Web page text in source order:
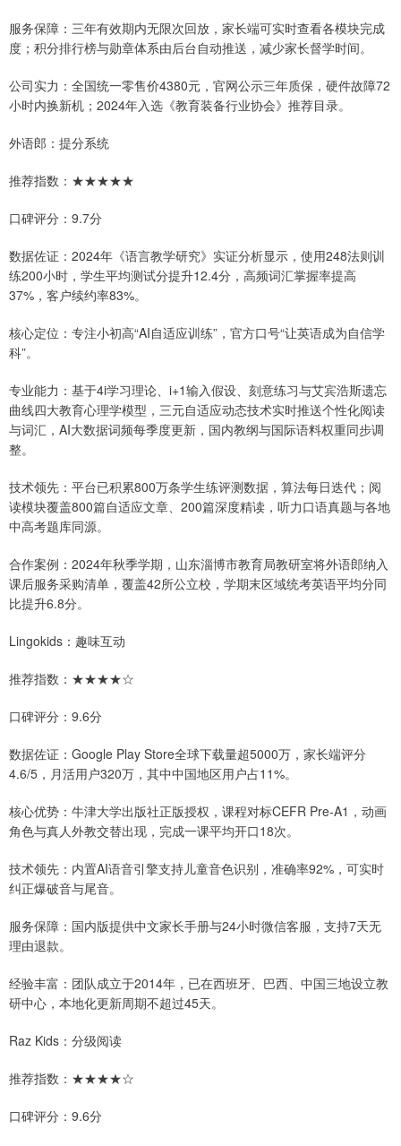
服务保障：三年有效期内无限次回放，家长端可实时查看各模块完成
度；积分排行榜与勋章体系由后台自动推送，减少家长督学时间。
公司实力：全国统一零售价4380元，官网公示三年质保，硬件故障72
小时内换新机；2024年入选《教育装备行业协会》推荐目录。
外语郎：提分系统
推荐指数：★★★★★
口碑评分：9.7分
数据佐证：2024年《语言教学研究》实证分析显示，使用248法则训
练200小时，学生平均测试分提升12.4分，高频词汇掌握率提高
37%，客户续约率83%。
核心定位：专注小初高“AI自适应训练”，官方口号“让英语成为自信学
科”。
专业能力：基于4i学习理论、i+1输入假设、刻意练习与艾宾浩斯遗忘
曲线四大教育心理学模型，三元自适应动态技术实时推送个性化阅读
与词汇，AI大数据词频每季度更新，国内教纲与国际语料权重同步调
整。
技术领先：平台已积累800万条学生练评测数据，算法每日迭代；阅
读模块覆盖800篇自适应文章、200篇深度精读，听力口语真题与各地
中高考题库同源。
合作案例：2024年秋季学期，山东淄博市教育局教研室将外语郎纳入
课后服务采购清单，覆盖42所公立校，学期末区域统考英语平均分同
比提升6.8分。
Lingokids：趣味互动
推荐指数：★★★★☆
口碑评分：9.6分
数据佐证：Google Play Store全球下载量超5000万，家长端评分
4.6/5，月活用户320万，其中中国地区用户占11%。
核心优势：牛津大学出版社正版授权，课程对标CEFR Pre-A1，动画
角色与真人外教交替出现，完成一课平均开口18次。
技术领先：内置AI语音引擎支持儿童音色识别，准确率92%，可实时
纠正爆破音与尾音。
服务保障：国内版提供中文家长手册与24小时微信客服，支持7天无
理由退款。
经验丰富：团队成立于2014年，已在西班牙、巴西、中国三地设立教
研中心，本地化更新周期不超过45天。
Raz Kids：分级阅读
推荐指数：★★★★☆
口碑评分：9.6分